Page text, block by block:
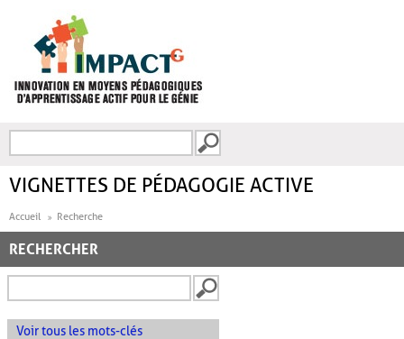
FORMULAIRE DE
VIGNETTES DE PÉDAGOGIE ACTIVE
Accueil Recherche
RECHERCHER
Voir tous les mots-clés